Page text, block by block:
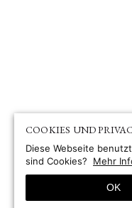
COOKIES UND
Diese Webseite
sind Cookies?
Mehr
OK